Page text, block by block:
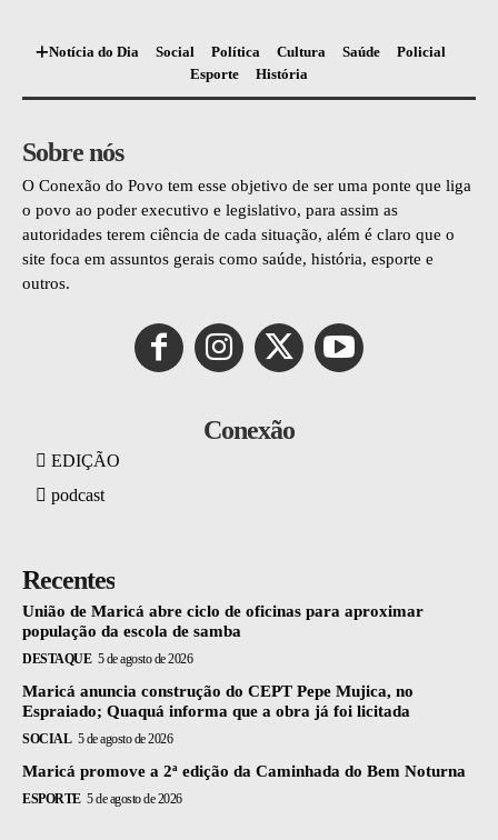
Notícia do Dia Social Política Cultura Saúde
Policial
Esporte
História
Sobre nós
O Conexão do Povo tem esse objetivo de ser uma ponte que liga
o povo ao poder executivo e legislativo, para assim as
autoridades terem ciência de cada situação, além é claro que o
site foca em assuntos gerais como saúde, história, esporte e
outros.
Conexão
EDIÇÃO
podcast
Recentes
União de Maricá abre ciclo de oficinas para aproximar
população da escola de samba
DESTAQUE 5 de agosto de 2026
Maricá anuncia construção do CEPT Pepe Mujica, no
Espraiado; Quaquá informa que a obra já foi licitada
SOCIAL 5 de agosto de 2026
Maricá promove a 2ª edição da Caminhada do Bem Noturna
ESPORTE 5 de agosto de 2026